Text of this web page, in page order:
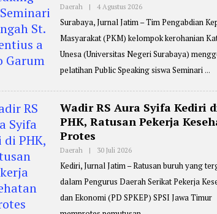
O
Daerah | 4 Agustus 2026O
E
R
P
O
R
E
Z
A
L
A
R
I
F
Surabaya, Jurnal Jatim – Tim Pengabdian
Masyarakat (PKM) kelompok kerohanian
Unesa (Universitas Negeri Surabaya)
pelatihan Public Speaking siswa Seminari
Wadir RS Aura Syifa Kediri
PHK, Ratusan Pekerja
Protes
Daerah | 30 Juli 2026O
E
R
E
P
O
Kediri, Jurnal Jatim – Ratusan buruh yang
dalam Pengurus Daerah Serikat Pekerja
dan Ekonomi (PD SPKEP) SPSI Jawa Timur